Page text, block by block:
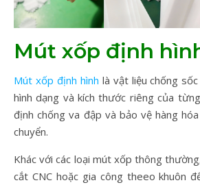
Mút xốp định
Mút xốp định hình là vật liệu chống
hình dạng và kích thước riêng của
định chống va đập và bảo vệ hàng
chuyển.
Khác với các loại mút xốp thông
cắt CNC hoặc gia công theeo khuôn